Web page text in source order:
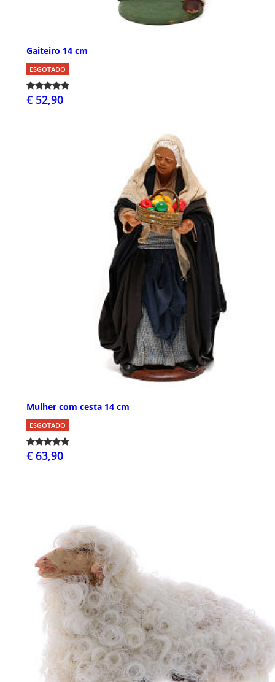
Gaiteiro 14 cm
ESGOTADO
€ 52,90
Mulher com cesta 14 cm
ESGOTADO
€ 63,90